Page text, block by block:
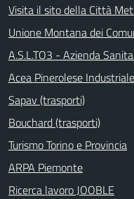
Visita il sito della Città
Unione Montana dei
A.S.L.TO3 - Azienda
Acea Pinerolese
Sapav (trasporti)
Bouchard (trasporti)
Turismo Torino e Provincia
ARPA Piemonte
Ricerca lavoro JOOBLE